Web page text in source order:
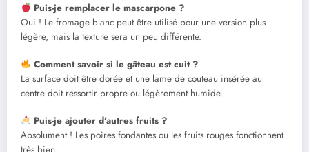
Puis-je remplacer le mascarpone ?
Oui ! Le fromage blanc peut être utilisé pour une version plus
légère, mais la texture sera un peu différente.
Comment savoir si le gâteau est cuit ?
La surface doit être dorée et une lame de couteau insérée au
centre doit ressortir propre ou légèrement humide.
Puis-je ajouter d’autres fruits ?
Absolument ! Les poires fondantes ou les fruits rouges fonctionnent